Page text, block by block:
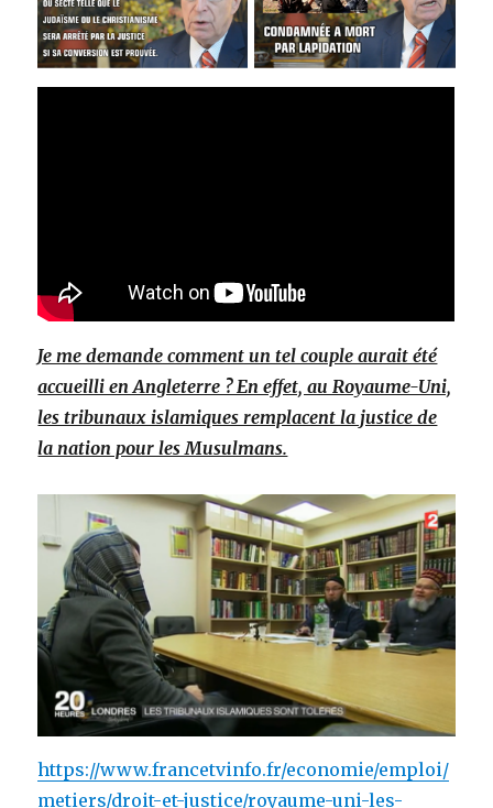
Je me demande comment un tel couple aurait été
accueilli en Angleterre ? En effet, au Royaume-Uni,
les tribunaux islamiques remplacent la justice de
la nation pour les Musulmans.
https://www.francetvinfo.fr/economie/emploi/
metiers/droit-et-justice/royaume-uni-les-